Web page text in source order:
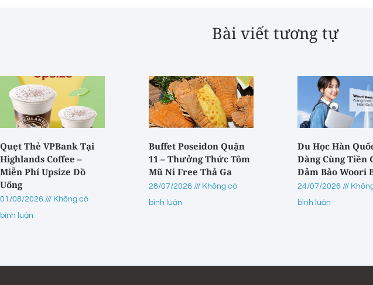
Bài viết tương tự
Quẹt Thẻ VPBank Tại
Highlands Coffee –
Miễn Phí Upsize Đồ
Uống
01/08/2026
Không có
bình luận
Buffet Poseidon Quận
11 – Thưởng Thức Tôm
Mũ Ni Free Thả Ga
28/07/2026
Không có
bình luận
Du Học Hàn
Dàng Cùng Tiền
Đảm Bảo Woori
24/07/2026
bình luận